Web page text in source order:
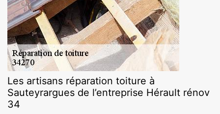
Les artisans réparation toiture à
Sauteyrargues de l’entreprise Hérault rénov
34